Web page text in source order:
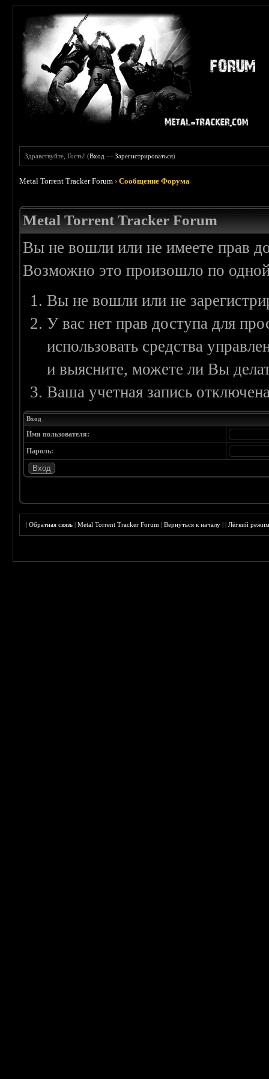
Здравствуйте, Гость! (Вход —Зарегистрироваться)
Metal Torrent Tracker Forum ›Сообщение Форума
Metal Torrent Tracker Forum
Вы не вошли или не имеете прав
Возможно это произошло по
Вы не вошли или не
У вас нет прав доступа для
использовать средства
и выясните, можете ли Вы
Ваша учетная запись
Вход
Имя пользователя:
Пароль:
|Обратная связь |Metal Torrent Tracker Forum |Вернуться к началу ||Лёгкий